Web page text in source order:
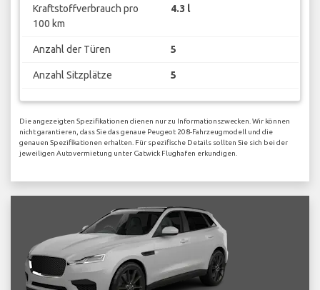
Kraftstoffverbrauch pro
100 km
4.3 l
Anzahl der Türen 5
Anzahl Sitzplätze 5
Die angezeigten Spezifikationen dienen nur zu Informationszwecken. Wir können
nicht garantieren, dass Sie das genaue Peugeot 208-Fahrzeugmodell und die
genauen Spezifikationen erhalten. Für spezifische Details sollten Sie sich bei der
jeweiligen Autovermietung unter Gatwick Flughafen erkundigen.